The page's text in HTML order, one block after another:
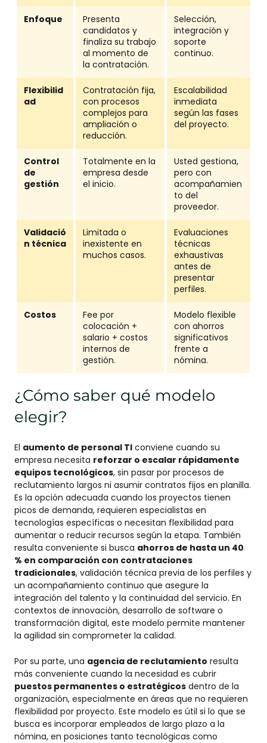
Enfoque
Presenta
candidatos y
finaliza su trabajo
al momento de
la contratación.
Selección,
integración y
soporte
continuo.
Flexibilid
ad
Contratación fija,
con procesos
complejos para
ampliación o
reducción.
Escalabilidad
inmediata
según las fases
del proyecto.
Control
de
gestión
Totalmente en la
empresa desde
el inicio.
Usted gestiona,
pero con
acompañamien
to del
proveedor.
Validació
n técnica
Limitada o
inexistente en
muchos casos.
Evaluaciones
técnicas
exhaustivas
antes de
presentar
perfiles.
Costos
Fee por
colocación +
salario + costos
internos de
gestión.
Modelo flexible
con ahorros
significativos
frente a
nómina.
¿Cómo saber qué modelo
elegir?
El aumento de personal TI conviene cuando su
empresa necesita reforzar o escalar rápidamente
equipos tecnológicos, sin pasar por procesos de
reclutamiento largos ni asumir contratos fijos en planilla.
Es la opción adecuada cuando los proyectos tienen
picos de demanda, requieren especialistas en
tecnologías específicas o necesitan flexibilidad para
aumentar o reducir recursos según la etapa. También
resulta conveniente si busca ahorros de hasta un 40
% en comparación con contrataciones
tradicionales, validación técnica previa de los perfiles y
un acompañamiento continuo que asegure la
integración del talento y la continuidad del servicio. En
contextos de innovación, desarrollo de software o
transformación digital, este modelo permite mantener
la agilidad sin comprometer la calidad.
Por su parte, una agencia de reclutamiento resulta
más conveniente cuando la necesidad es cubrir
puestos permanentes o estratégicos dentro de la
organización, especialmente en áreas que no requieren
flexibilidad por proyecto. Este modelo es útil si lo que se
busca es incorporar empleados de largo plazo a la
nómina, en posiciones tanto tecnológicas como